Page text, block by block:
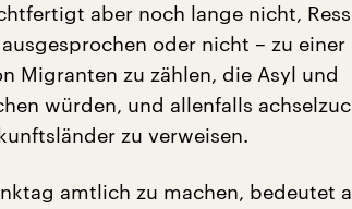
aber noch lange nicht,
oder nicht – zu
Migranten zu zählen, die Asyl und
würden, und allenfalls
zu verweisen.
amtlich zu machen, bedeutet